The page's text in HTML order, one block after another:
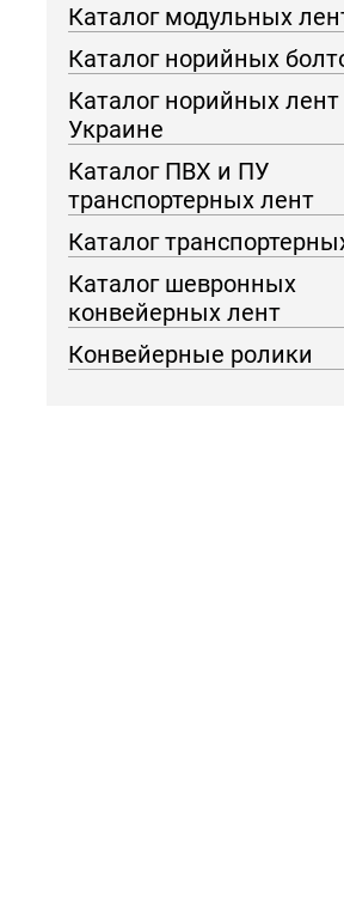
Каталог модульных
Каталог норийных
Каталог норийных лент
Украине
Каталог ПВХ и ПУ
транспортерных лент
Каталог
Каталог шевронных
конвейерных лент
Конвейерные ролики